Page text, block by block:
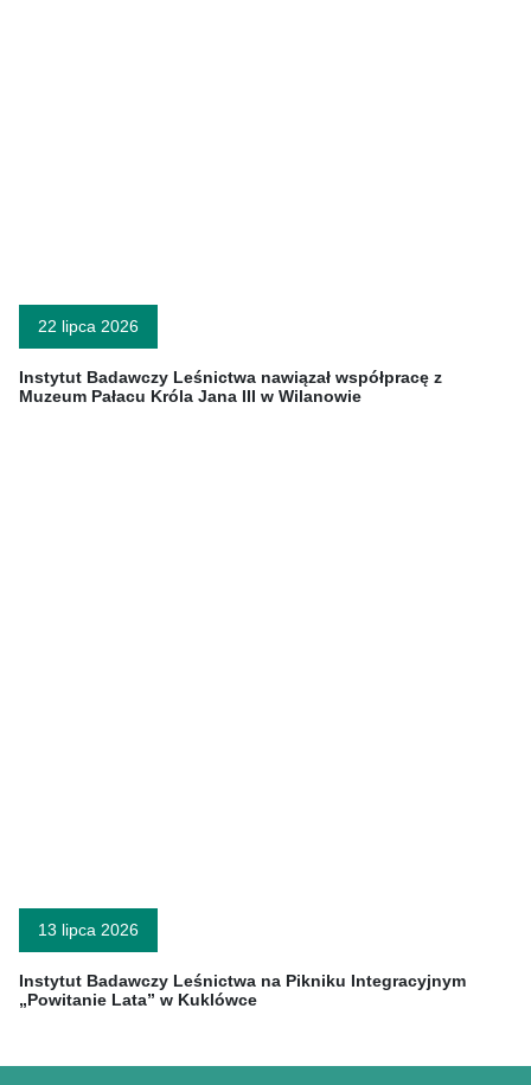
22 lipca 2026
Instytut Badawczy Leśnictwa nawiązał współpracę z
Muzeum Pałacu Króla Jana III w Wilanowie
13 lipca 2026
Instytut Badawczy Leśnictwa na Pikniku Integracyjnym
„Powitanie Lata” w Kuklówce